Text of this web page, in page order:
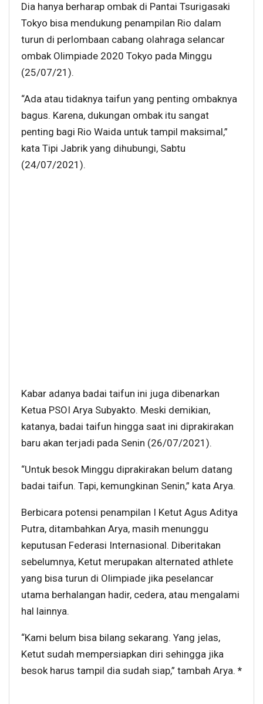
Dia hanya berharap ombak di Pantai Tsurigasaki
Tokyo bisa mendukung penampilan Rio dalam
turun di perlombaan cabang olahraga selancar
ombak Olimpiade 2020 Tokyo pada Minggu
(25/07/21).
“Ada atau tidaknya taifun yang penting ombaknya
bagus. Karena, dukungan ombak itu sangat
penting bagi Rio Waida untuk tampil maksimal,”
kata Tipi Jabrik yang dihubungi, Sabtu
(24/07/2021).
Kabar adanya badai taifun ini juga dibenarkan
Ketua PSOI Arya Subyakto. Meski demikian,
katanya, badai taifun hingga saat ini diprakirakan
baru akan terjadi pada Senin (26/07/2021).
“Untuk besok Minggu diprakirakan belum datang
badai taifun. Tapi, kemungkinan Senin,” kata Arya.
Berbicara potensi penampilan I Ketut Agus Aditya
Putra, ditambahkan Arya, masih menunggu
keputusan Federasi Internasional. Diberitakan
sebelumnya, Ketut merupakan alternated athlete
yang bisa turun di Olimpiade jika peselancar
utama berhalangan hadir, cedera, atau mengalami
hal lainnya.
“Kami belum bisa bilang sekarang. Yang jelas,
Ketut sudah mempersiapkan diri sehingga jika
besok harus tampil dia sudah siap,” tambah Arya. *